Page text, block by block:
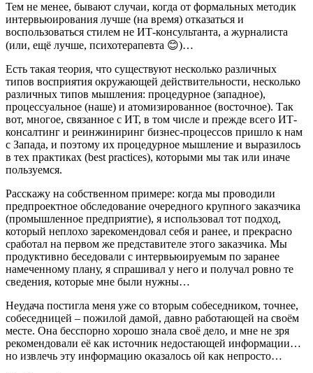
Тем не менее, бывают случаи, когда от формальных методик
интервьюирования лучше (на время) отказаться и
воспользоваться стилем не ИТ-консультанта, а журналиста
(или, ещё лучше, психотерапевта 😊)…
Есть такая теория, что существуют несколько различных
типов восприятия окружающей действительности, несколько
различных типов мышления: процедурное (западное),
процессуальное (наше) и атомизированное (восточное). Так
вот, многое, связанное с ИТ, в том числе и прежде всего ИТ-
консалтинг и реинжиниринг бизнес-процессов пришло к нам
с Запада, и поэтому их процедурное мышление и выразилось
в тех практиках (best practices), которыми мы так или иначе
пользуемся.
Расскажу на собственном примере: когда мы проводили
предпроектное обследование очередного крупного заказчика
(промышленное предприятие), я использовал тот подход,
который неплохо зарекомендовал себя и ранее, и прекрасно
сработал на первом же представителе этого заказчика. Мы
продуктивно беседовали с интервьюируемым по заранее
намеченному плану, я спрашивал у него и получал ровно те
сведения, которые мне были нужны…
Неудача постигла меня уже со вторым собеседником, точнее,
собеседницей – пожилой дамой, давно работающей на своём
месте. Она бесспорно хорошо знала своё дело, и мне не зря
рекомендовали её как источник недостающей информации…
но извлечь эту информацию оказалось ой как непросто…